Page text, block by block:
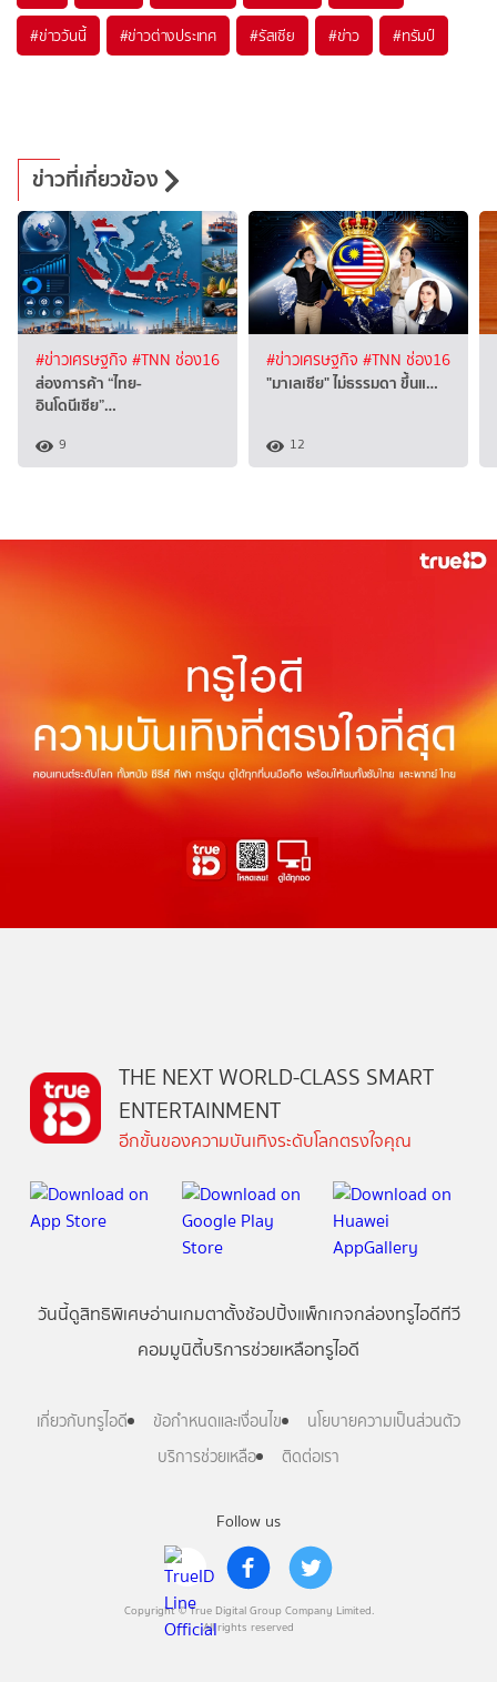
#ข่าววันนี้ #ข่าวต่างประเทศ #รัสเซีย #ข่าว #ทรัมป์
ข่าวที่เกี่ยวข้อง
#ข่าวเศรษฐกิจ #TNN ช่อง16
ส่องการค้า “ไทย-
อินโดนีเซีย”…
9
#ข่าวเศรษฐกิจ #TNN ช่อง16
"มาเลเซีย" ไม่ธรรมดา ขึ้นแ…
12
Follow us
Copyright © True Digital Group Company Limited.
All rights reserved
THE NEXT WORLD-CLASS SMART
ENTERTAINMENT
อีกขั้นของความบันเทิงระดับโลกตรงใจคุณ
วันนี้ดูสิทธิพิเศษอ่านเกมตาตั้งช้อปปิ้งแพ็กเกจกล่องทรูไอดีทีวี
คอมมูนิตี้บริการช่วยเหลือทรูไอดี
เกี่ยวกับทรูไอดี ข้อกำหนดและเงื่อนไข
นโยบายความเป็นส่วนตัว
บริการช่วยเหลือ
ติดต่อเรา